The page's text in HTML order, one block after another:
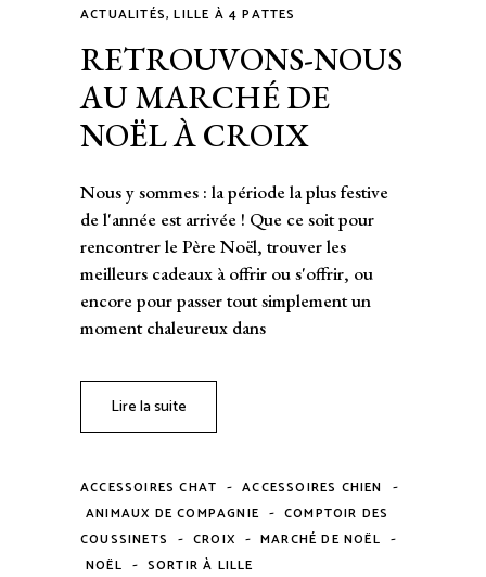
ACTUALITÉS,LILLE À 4 PATTES
RETROUVONS-NOUS
AU MARCHÉ DE
NOËL À CROIX
Nous y sommes : la période la plus festive
de l'année est arrivée ! Que ce soit pour
rencontrer le Père Noël, trouver les
meilleurs cadeaux à offrir ou s'offrir, ou
encore pour passer tout simplement un
moment chaleureux dans
Lire la suite
ACCESSOIRES CHAT - ACCESSOIRES CHIEN -
ANIMAUX DE COMPAGNIE - COMPTOIR DES
COUSSINETS - CROIX - MARCHÉ DE NOËL -
NOËL - SORTIR À LILLE